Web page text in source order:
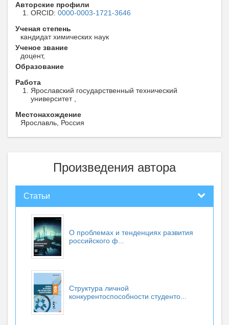
Авторские профили
ORCID: 0000-0003-1721-3646
Ученая степень
кандидат химических наук
Ученое звание
доцент,
Образование
Работа
Ярославский государственный технический
университет ,
Местонахождение
Ярославль, Россия
Произведения автора
Статьи
О проблемах и тенденциях развития
российского ф...
Структура личной
конкурентоспособности студенто...